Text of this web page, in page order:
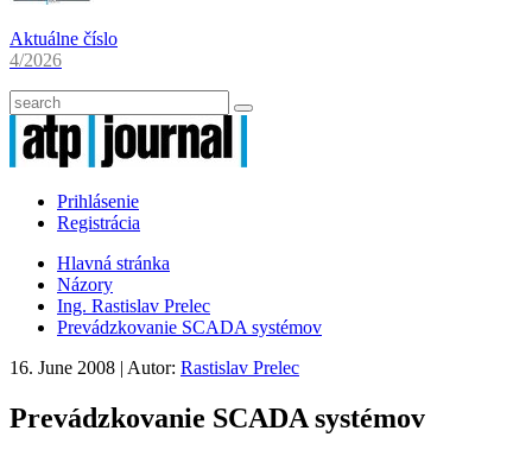
Aktuálne číslo
4/2026
Prihlásenie
Registrácia
Hlavná stránka
Názory
Ing. Rastislav Prelec
Prevádzkovanie SCADA systémov
16. June 2008 | Autor: Rastislav Prelec
Prevádzkovanie SCADA systémov